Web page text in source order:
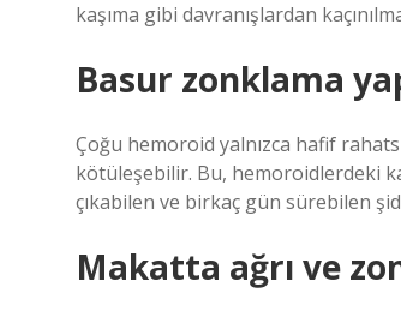
kaşıma gibi davranışlardan
Basur zonklama
Çoğu hemoroid yalnızca hafif
kötüleşebilir. Bu, hemoroidlerdeki
çıkabilen ve birkaç gün sürebilen
Makatta ağrı ve